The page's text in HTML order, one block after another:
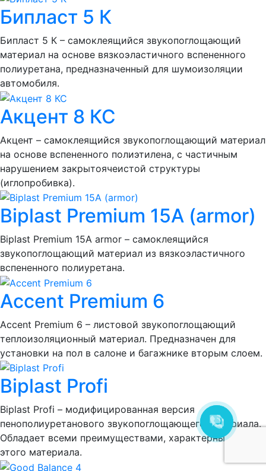
Бипласт 5 К
Бипласт 5 К – самоклеящийся звукопоглощающий
материал на основе вязкоэластичного вспененного
полиуретана, предназначенный для шумоизоляции
автомобиля.
Акцент 8 КС
Акцент – самоклеящийся звукопоглощающий материал
на основе вспененного полиэтилена, с частичным
нарушением закрытоячеистой структуры
(иглопробивка).
Biplast Premium 15A (armor)
Biplast Premium 15A armor – самоклеящийся
звукопоглощающий материал из вязкоэластичного
вспененного полиуретана.
Accent Premium 6
Accent Premium 6 – листовой звукопоглощающий
теплоизоляционный материал. Предназначен для
установки на пол в салоне и багажнике вторым слоем.
Biplast Profi
Biplast Profi – модифицированная версия
пенополиуретанового звукопоглощающего материала.
Обладает всеми преимуществами, характерными для
этого материала.